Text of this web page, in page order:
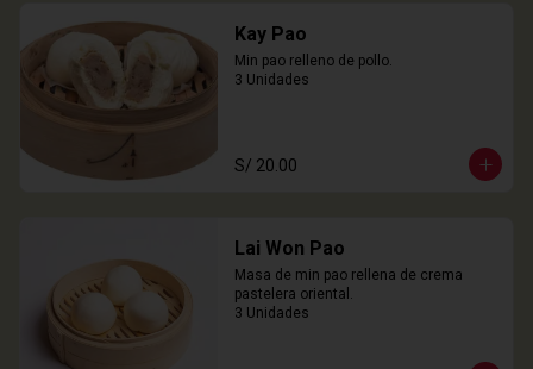
Kay Pao
Min pao relleno de pollo.
3 Unidades
S/ 20.00
Lai Won Pao
Masa de min pao rellena de crema
pastelera oriental.
3 Unidades